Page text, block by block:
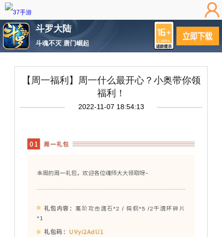
斗罗大陆
斗魂不灭 唐门崛起
【周一福利】周一什么最开心？小奥带你领
福利！
2022-11-07 18:54:13